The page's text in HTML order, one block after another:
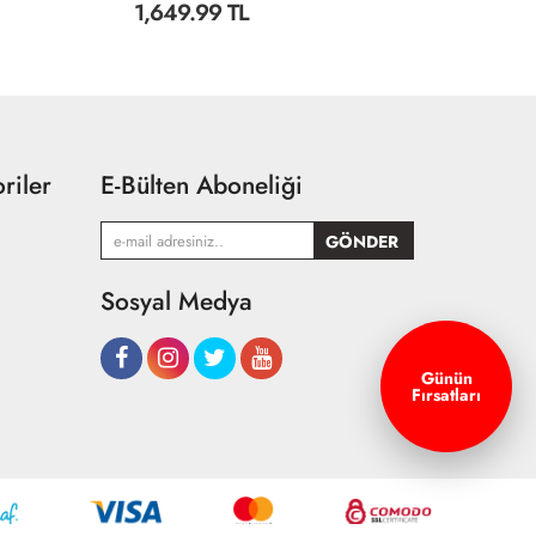
1,999.99 TL
E-Bülten Aboneliği
Sosyal Medya
Günün
Fırsatları